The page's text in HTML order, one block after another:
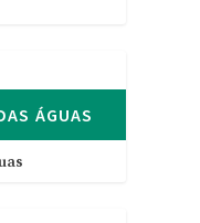
ÁGUAS